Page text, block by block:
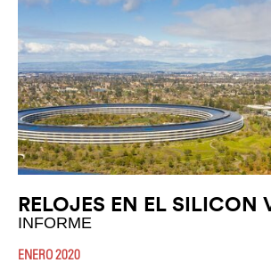
RELOJES EN EL SILICON
INFORME
ENERO 2020